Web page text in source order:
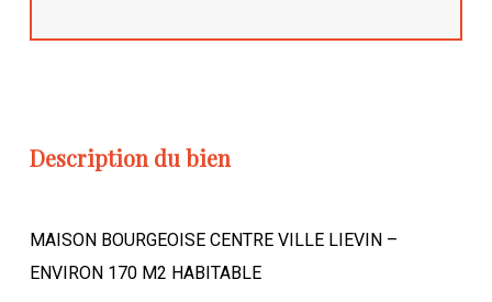
Description du bien
MAISON BOURGEOISE CENTRE VILLE LIEVIN –
ENVIRON 170 M2 HABITABLE